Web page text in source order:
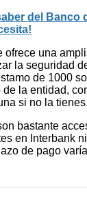
del Banco
una
la seguridad
de 1000
la entidad,
si no la tienes.
bastante
en Interbank
de pago